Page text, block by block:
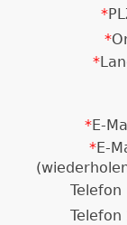
*
*
*
*E-
*E-
Telefon
Telefon